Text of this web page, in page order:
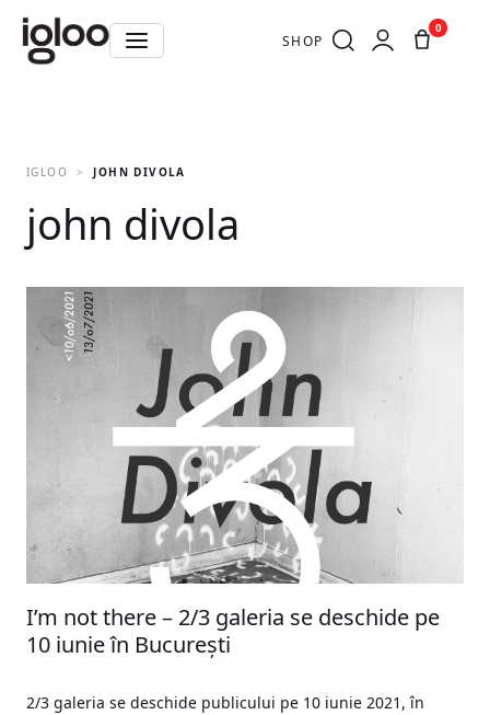
SHOP
0
IGLOO JOHN DIVOLA
john divola
I’m not there – 2/3 galeria se deschide pe
10 iunie în București
2/3 galeria se deschide publicului pe 10 iunie 2021, în